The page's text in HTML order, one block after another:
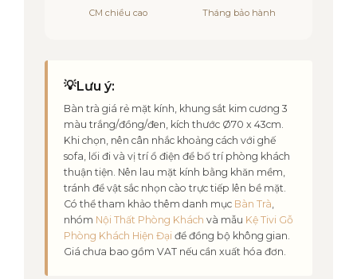
CM chiều cao Tháng bảo hành
💡Lưu ý:
Bàn trà giá rẻ mặt kính, khung sắt kim cương 3
màu trắng/đồng/đen, kích thước Ø70 x 43cm.
Khi chọn, nên cân nhắc khoảng cách với ghế
sofa, lối đi và vị trí ổ điện để bố trí phòng khách
thuận tiện. Nên lau mặt kính bằng khăn mềm,
tránh để vật sắc nhọn cào trực tiếp lên bề mặt.
Có thể tham khảo thêm danh mục Bàn Trà,
nhóm Nội Thất Phòng Khách và mẫu Kệ Tivi Gỗ
Phòng Khách Hiện Đại để đồng bộ không gian.
Giá chưa bao gồm VAT nếu cần xuất hóa đơn.